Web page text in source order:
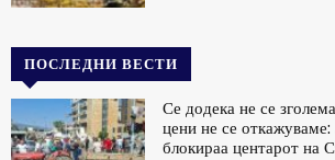
ПОСЛЕДНИ ВЕСТИ
Се додека не се
цени не се откажуваме:
блокираа центарот на